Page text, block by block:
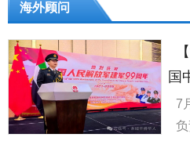
海外顾问
国
7